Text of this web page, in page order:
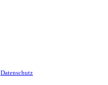
Datenschutz